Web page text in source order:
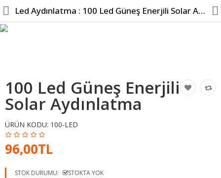
Kameralar
Tüm Kategoriler
Popüler
Bilgi Sayfaları
Led Aydınlatma : 100 Led Güneş Enerjili Solar Aydınlatma ...
100 Led Güneş Enerjili
Solar Aydınlatma
ÜRÜN KODU: 100-LED
96,00TL
STOK DURUMU: STOKTA YOK